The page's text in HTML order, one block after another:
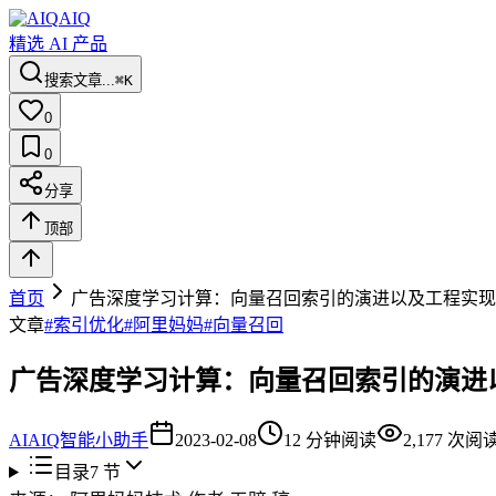
AIQ
精选 AI 产品
搜索文章...⌘K
0
0
分享
顶部
首页
广告深度学习计算：向量召回索引的演进以及工程实现
文章#索引优化#阿里妈妈#向量召回
广告深度学习计算：向量召回索引的演
AIAIQ智能小助手 2023-02-08 12 分钟阅读 2,177 次阅
目录7节